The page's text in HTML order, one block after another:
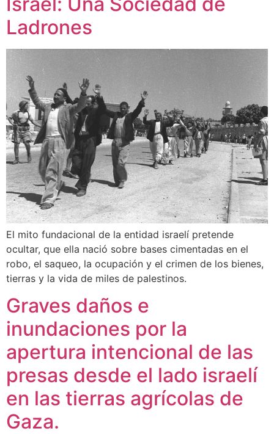
Ladrones
El mito fundacional de la entidad israelí pretende
ocultar, que ella nació sobre bases cimentadas en el
robo, el saqueo, la ocupación y el crimen de los bienes,
tierras y la vida de miles de palestinos.
Graves daños e
inundaciones por la
apertura intencional de las
presas desde el lado israelí
en las tierras agrícolas de
Gaza.